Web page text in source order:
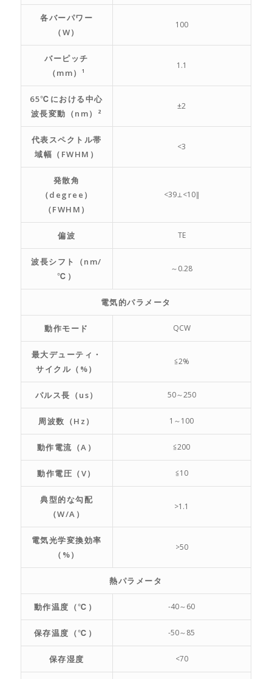
各バーパワー
（W）
100
バーピッチ
（mm）¹
1.1
65℃における中心
波長変動（nm）²
±2
代表スペクトル帯
域幅（FWHM）
<3
発散角
（degree）
（FWHM）
<39⊥<10‖
偏波 TE
波長シフト（nm/
℃）
～0.28
電気的パラメータ
動作モード QCW
最大デューティ・
サイクル（%）
≦2%
パルス長（us） 50～250
周波数（Hz） 1～100
動作電流（A） ≦200
動作電圧（V） ≦10
典型的な勾配
（W/A）
>1.1
電気光学変換効率
（%）
>50
熱パラメータ
動作温度（℃） -40～60
保存温度（℃） -50～85
保存湿度 <70